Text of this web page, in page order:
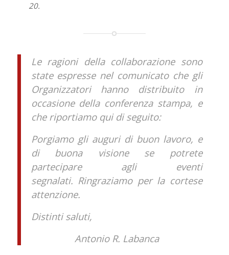
20.
Le ragioni della collaborazione sono
state espresse nel comunicato che gli
Organizzatori hanno distribuito in
occasione della conferenza stampa, e
che riportiamo qui di seguito:
Porgiamo gli auguri di buon lavoro, e
di buona visione se potrete
partecipare agli eventi
segnalati. Ringraziamo per la cortese
attenzione.
Distinti saluti,
Antonio R. Labanca